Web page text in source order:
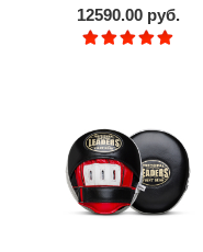
12590.00 руб.